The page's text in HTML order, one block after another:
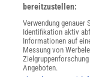
Angebote für
Sprachen lernen
Lexika
Für Spektrum
bereitzustellen:
Verwendung genauer
Identifikation aktiv
Informationen auf
Messung von
Angeboten.